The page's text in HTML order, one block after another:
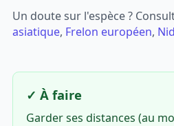
Un doute sur l'espèce ?
asiatique, Frelon européen,
✓ À faire
Garder ses distances (au